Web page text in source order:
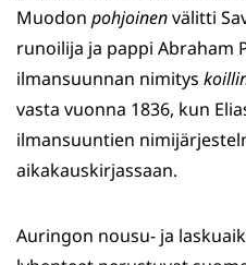
Muodon pohjoinenvälitti
runoilija ja pappi Abraham
ilmansuunnan nimitys
vasta vuonna 1836, kun
ilmansuuntien
aikakauskirjassaan.
Auringon nousu- ja